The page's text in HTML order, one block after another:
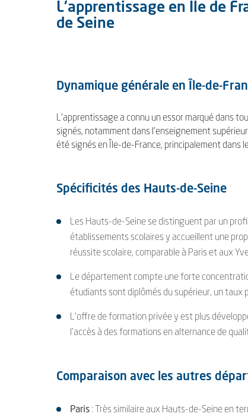
L'apprentissage en Ile de
de Seine
Dynamique générale en Île-de-
L’apprentissage a connu un essor marqué dans
signés, notamment dans l’enseignement
été signés en Île-de-France, principalement dans
Spécificités des Hauts-de-Seine
Les Hauts-de-Seine se distinguent par un
établissements scolaires y accueillent une
réussite scolaire, comparable à Paris et aux
Le département compte une forte
étudiants sont diplômés du supérieur, un taux
L’offre de formation privée y est plus
l’accès à des formations en alternance de
Comparaison avec les autres
Paris : Très similaire aux Hauts-de-Seine en